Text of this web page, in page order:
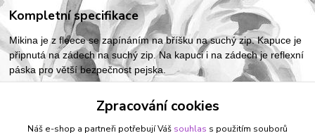
Kompletní specifikace
Mikina je z fleece se zapínáním na bříšku na suchý zip. Kapuce je
připnutá na zádech na suchý zip. Na kapuci i na zádech je reflexní
páska pro větší bezpečnost pejska.
Zboží zařazeno v kategoriích
Zpracování cookies
Náš e-shop a partneři potřebují Váš souhlas s použitím souborů